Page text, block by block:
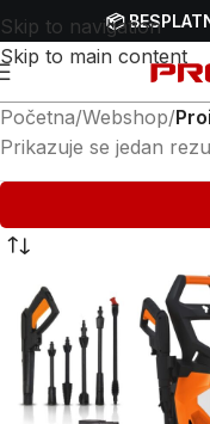
Skip to navigation
Skip to main content
📦
Početna/Webshop/
Prikazuje se jedan